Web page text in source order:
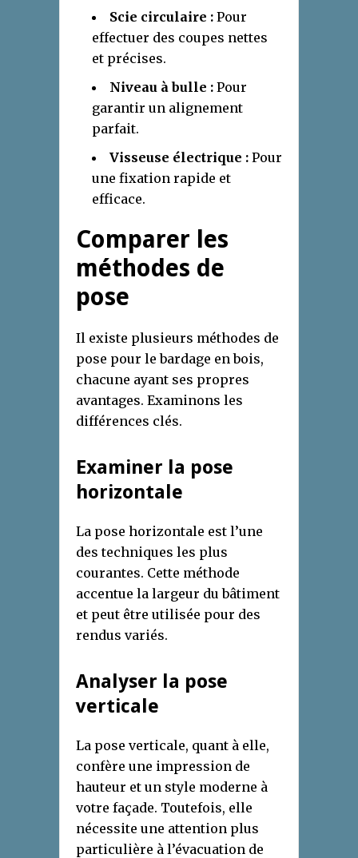
Scie circulaire : Pour
effectuer des coupes nettes
et précises.
Niveau à bulle : Pour
garantir un alignement
parfait.
Visseuse électrique : Pour
une fixation rapide et
efficace.
Comparer les
méthodes de
pose
Il existe plusieurs méthodes de
pose pour le bardage en bois,
chacune ayant ses propres
avantages. Examinons les
différences clés.
Examiner la pose
horizontale
La pose horizontale est l’une
des techniques les plus
courantes. Cette méthode
accentue la largeur du bâtiment
et peut être utilisée pour des
rendus variés.
Analyser la pose
verticale
La pose verticale, quant à elle,
confère une impression de
hauteur et un style moderne à
votre façade. Toutefois, elle
nécessite une attention plus
particulière à l’évacuation de